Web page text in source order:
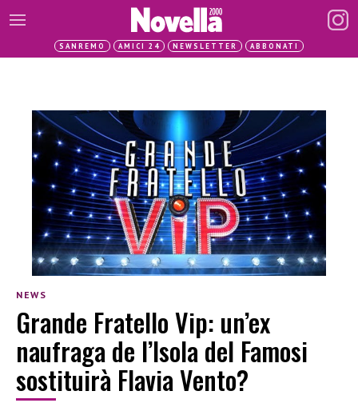
SANREMO AMICI 24 NEWSLETTER ABBONATI
NEWS
Grande Fratello Vip: un’ex
naufraga de l’Isola del Famosi
sostituirà Flavia Vento?